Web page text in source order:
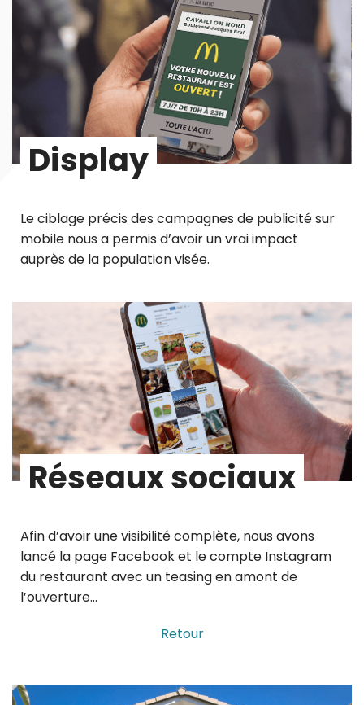
Display
Le ciblage précis des campagnes de publicité sur
mobile nous a permis d’avoir un vrai impact
auprès de la population visée.
Réseaux sociaux
Afin d’avoir une visibilité complète, nous avons
lancé la page Facebook et le compte Instagram
du restaurant avec un teasing en amont de
l’ouverture…
Retour